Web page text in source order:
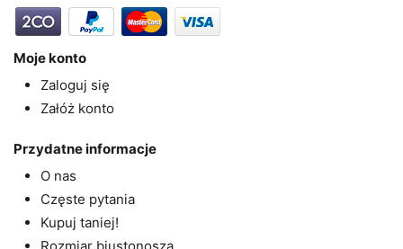
Moje konto
Zaloguj się
Załóż konto
Przydatne informacje
O nas
Częste pytania
Kupuj taniej!